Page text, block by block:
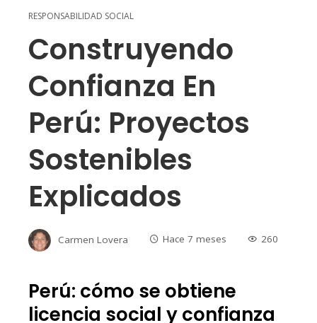
RESPONSABILIDAD SOCIAL
Construyendo
Confianza En
Perú: Proyectos
Sostenibles
Explicados
Carmen Lovera Hace 7 meses 260
Perú: cómo se obtiene
licencia social y confianza